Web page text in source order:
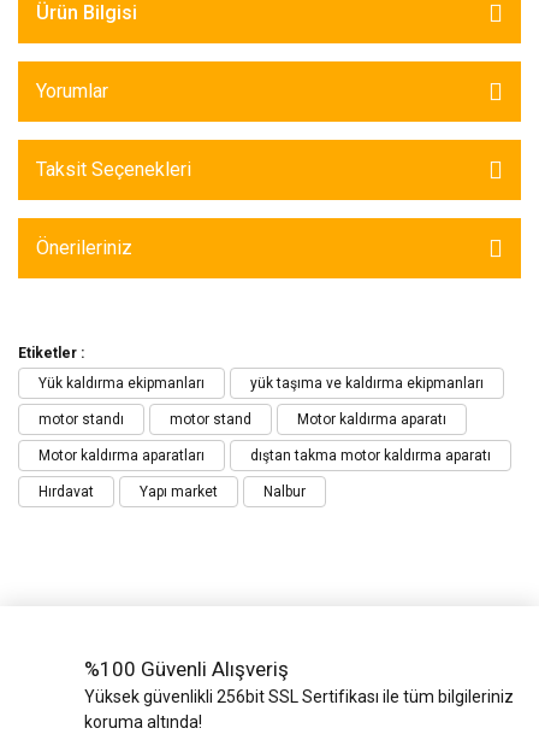
Ürün Bilgisi
Yorumlar
Taksit Seçenekleri
Önerileriniz
Etiketler :
Yük kaldırma ekipmanları
yük taşıma ve kaldırma ekipmanları
motor standı motor stand Motor kaldırma aparatı
Motor kaldırma aparatları dıştan takma motor kaldırma aparatı
Hırdavat Yapı market Nalbur
%100 Güvenli Alışveriş
Yüksek güvenlikli 256bit SSL Sertifikası ile tüm bilgileriniz
koruma altında!